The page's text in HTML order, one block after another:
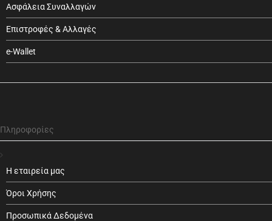
Ασφάλεια Συναλλαγών
Επιστροφές & Αλλαγές
e-Wallet
Πληροφορίες
Η εταιρεία μας
Όροι Χρήσης
Προσωπικά Δεδομένα